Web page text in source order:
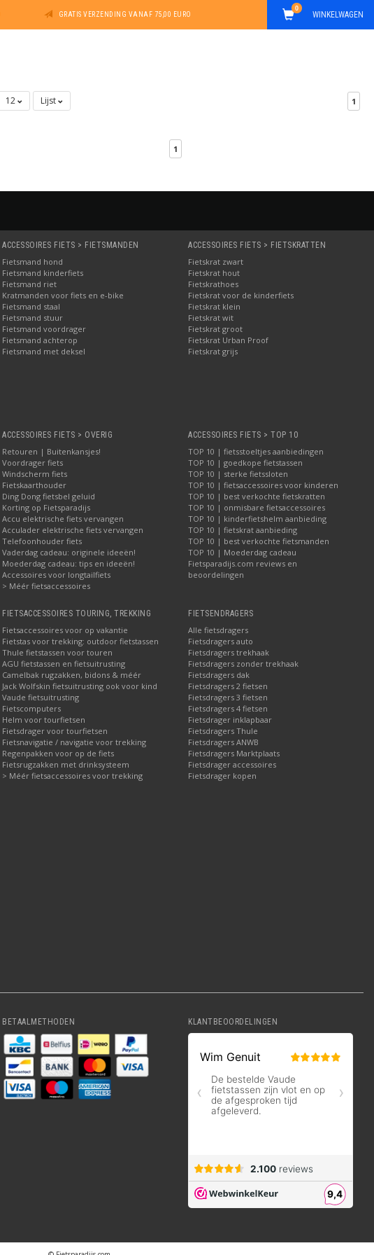
GRATIS VERZENDING VANAF 75,00 EURO WINKELWAGEN
0
12 Lijst 1
1
ACCESSOIRES FIETS > FIETSMANDEN
Fietsmand hond
Fietsmand kinderfiets
Fietsmand riet
Kratmanden voor fiets en e-bike
Fietsmand staal
Fietsmand stuur
Fietsmand voordrager
Fietsmand achterop
Fietsmand met deksel
ACCESSOIRES FIETS > FIETSKRATTEN
Fietskrat zwart
Fietskrat hout
Fietskrathoes
Fietskrat voor de kinderfiets
Fietskrat klein
Fietskrat wit
Fietskrat groot
Fietskrat Urban Proof
Fietskrat grijs
ACCESSOIRES FIETS > OVERIG
Retouren | Buitenkansjes!
Voordrager fiets
Windscherm fiets
Fietskaarthouder
Ding Dong fietsbel geluid
Korting op Fietsparadijs
Accu elektrische fiets vervangen
Acculader elektrische fiets vervangen
Telefoonhouder fiets
Vaderdag cadeau: originele ideeën!
Moederdag cadeau: tips en ideeën!
Accessoires voor longtailfiets
> Méér fietsaccessoires
ACCESSOIRES FIETS > TOP 10
TOP 10 | fietsstoeltjes aanbiedingen
TOP 10 | goedkope fietstassen
TOP 10 | sterke fietssloten
TOP 10 | fietsaccessoires voor kinderen
TOP 10 | best verkochte fietskratten
TOP 10 | onmisbare fietsaccessoires
TOP 10 | kinderfietshelm aanbieding
TOP 10 | fietskrat aanbieding
TOP 10 | best verkochte fietsmanden
TOP 10 | Moederdag cadeau
Fietsparadijs.com reviews en
beoordelingen
FIETSACCESSOIRES TOURING, TREKKING
Fietsaccessoires voor op vakantie
Fietstas voor trekking: outdoor fietstassen
Thule fietstassen voor touren
AGU fietstassen en fietsuitrusting
Camelbak rugzakken, bidons & méér
Jack Wolfskin fietsuitrusting ook voor kind
Vaude fietsuitrusting
Fietscomputers
Helm voor tourfietsen
Fietsdrager voor tourfietsen
Fietsnavigatie / navigatie voor trekking
Regenpakken voor op de fiets
Fietsrugzakken met drinksysteem
> Méér fietsaccessoires voor trekking
FIETSENDRAGERS
Alle fietsdragers
Fietsdragers auto
Fietsdragers trekhaak
Fietsdragers zonder trekhaak
Fietsdragers dak
Fietsdragers 2 fietsen
Fietsdragers 3 fietsen
Fietsdragers 4 fietsen
Fietsdrager inklapbaar
Fietsdragers Thule
Fietsdragers ANWB
Fietsdragers Marktplaats
Fietsdrager accessoires
Fietsdrager kopen
BETAALMETHODEN KLANTBEOORDELINGEN